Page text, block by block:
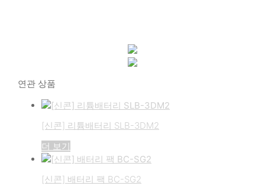
연관 상품
[신콘] 리튬배터리 SLB-3DM2
더 보기
[신콘] 배터리 팩 BC-SG2